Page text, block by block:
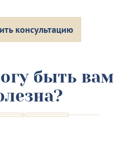
консультацию
быть вам